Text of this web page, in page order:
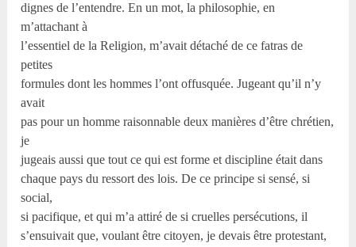
dignes de l’entendre. En un mot, la philosophie, en
m’attachant à
l’essentiel de la Religion, m’avait détaché de ce fatras de
petites
formules dont les hommes l’ont offusquée. Jugeant qu’il n’y
avait
pas pour un homme raisonnable deux manières d’être chrétien,
je
jugeais aussi que tout ce qui est forme et discipline était dans
chaque pays du ressort des lois. De ce principe si sensé, si
social,
si pacifique, et qui m’a attiré de si cruelles persécutions, il
s’ensuivait que, voulant être citoyen, je devais être protestant,